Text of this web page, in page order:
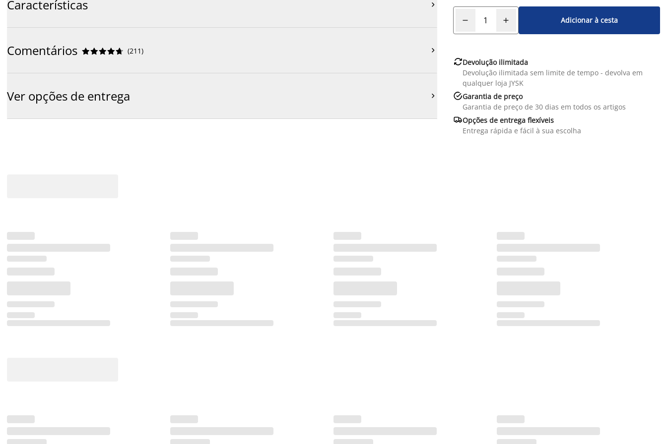
Características 
Comentários 




 (211) 
Ver opções de entrega 
Adicionar à cesta
Devolução ilimitada
Devolução ilimitada sem limite de tempo - devolva em
qualquer loja JYSK
Garantia de preço
Garantia de preço de 30 dias em todos os artigos
Opções de entrega flexíveis
Entrega rápida e fácil à sua escolha